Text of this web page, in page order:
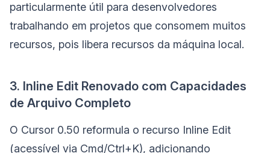
particularmente útil para desenvolvedores
trabalhando em projetos que consomem muitos
recursos, pois libera recursos da máquina local.
3. Inline Edit Renovado com Capacidades
de Arquivo Completo
O Cursor 0.50 reformula o recurso Inline Edit
(acessível via Cmd/Ctrl+K), adicionando